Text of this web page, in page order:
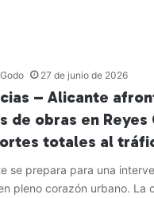
27 de junio de 2026
– Alicante
de obras en
totales al
se prepara para una
pleno corazón urbano. La